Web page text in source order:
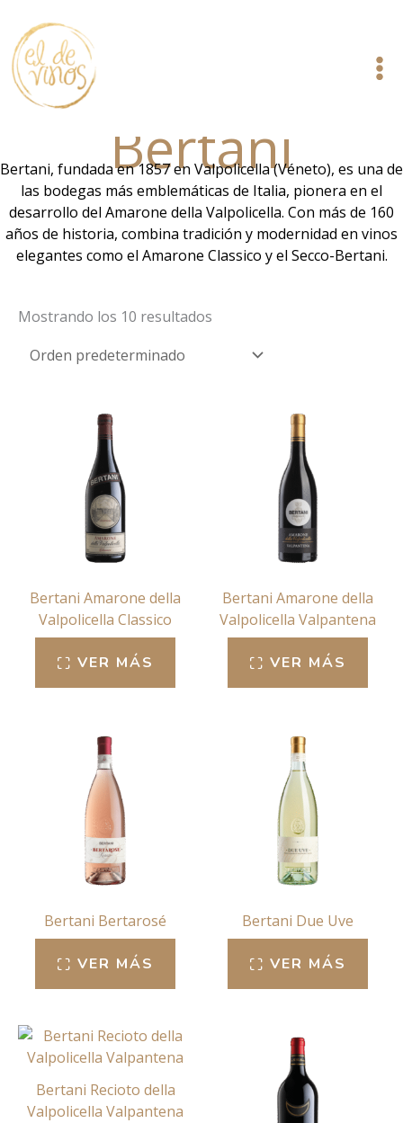
contenido
Bertani
Bertani, fundada en 1857 en Valpolicella (Véneto), es una de
las bodegas más emblemáticas de Italia, pionera en el
desarrollo del Amarone della Valpolicella. Con más de 160
años de historia, combina tradición y modernidad en vinos
elegantes como el Amarone Classico y el Secco-Bertani.
Mostrando los 10 resultados
Bertani Amarone della
Valpolicella Classico
VER MÁS
Bertani Amarone della
Valpolicella Valpantena
VER MÁS
Bertani Bertarosé
VER MÁS
Bertani Due Uve
VER MÁS
Bertani Recioto della
Valpolicella Valpantena